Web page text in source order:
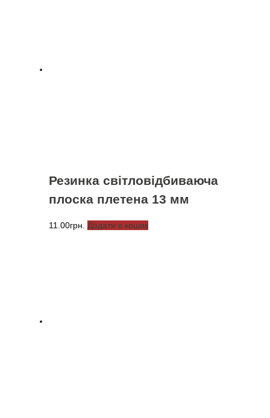
Резинка світловідбиваюча
плоска плетена 13 мм
11.00грн. Додати в кошик